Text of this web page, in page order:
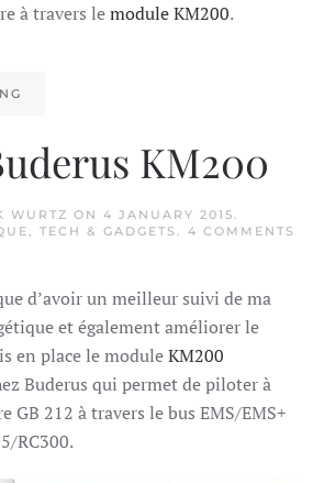
à travers lemodule KM200.
KM200
WURTZ ON 4 JANUARY 2015
TECH & GADGETS 4 COMMENTS
d’avoir un meilleur suivi de ma
et également améliorer le
en place le moduleKM200
Buderus qui permet de piloter à
GB 212 à travers le bus EMS/EMS+
RC300.